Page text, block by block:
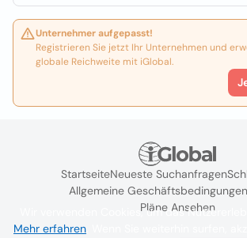
Unternehmer aufgepasst!
Registrieren Sie jetzt Ihr Unternehmen und
globale Reichweite mit iGlobal.
StartseiteNeueste Suchanfragen
Allgemeine Geschäftsbedingungen
Pläne Ansehen
Wir verwenden Cookies, um das
Mehr erfahren